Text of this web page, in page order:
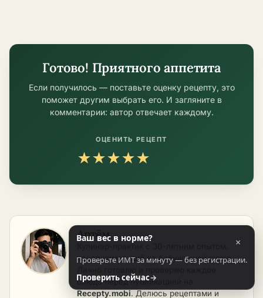
Готово! Приятного аппетита
Если получилось — поставьте оценку рецепту, это
поможет другим выбрать его. И загляните в
комментарии: автор отвечает каждому.
ОЦЕНИТЬ РЕЦЕПТ
★★★★★
Артём
начавшимся ещё на бабушкиной кухне.
блюдо перед публикацией на
Recepty.mobi. Делюсь рецептами и
Ваш вес в норме? ×
Проверьте ИМТ за минуту — без регистрации.
Проверить сейчас→